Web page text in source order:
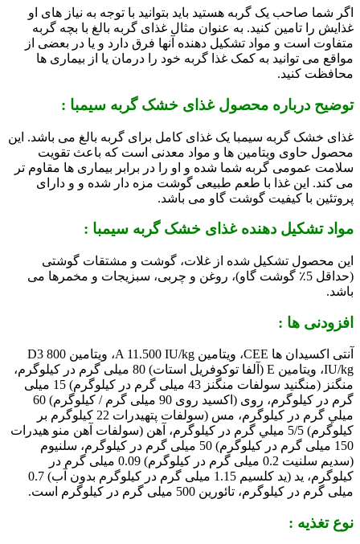
اگر شما صاحب یک گربه هستید باید بتوانید با توجه به نیاز های او
غذایش را تامین کنید. به عنوان مثال غذای گربه بالغ با بچه گربه
متفاوت است و مواد تشکیل دهنده آنها فرق دارد و یا در بعضی از
مواقع می توانید به کمک غذا گربه خود را درمان یا از بیماری ها
محافظت کنید.
توضیح درباره محصول غذای خشک گربه سیمبا :
غذای خشک گربه سیمبا یک غذای کامل برای گربه بالغ می باشد. این
محصول حاوی ویتامین ها و مواد معدنی است که باعث تقویت
سلامت عمومی گربه شما شده و او را در برابر بیماری ها مقاوم تر
می کند. این غذا با طعم طبیعی گوشت مزه دار شده و و دارای
پروتئین با کیفیت گوشت گاو می باشد.
مواد تشکیل دهندهغذای خشک گربه سیمبا :
این محصول تشکیل شده از غلات، گوشت و مشتقات گوشتی
(حداقل 5٪ گوشت گاو)، روغن و چربی، سبزیجات و مخمرها می
باشد.
افزودنی ها :
آنتی اکسیدان ها CEE،
ویتامین A 11.500 IU/kg، ویتامین D3 800
IU/kg، ویتامین E (آلفا توکوفریل استات) 80 میلی گرم در کیلوگرم،
منگنز (منگنید سولفات منگنز 43 میلی گرم در کیلوگرم) 15 میلی
گرم در کیلوگرم، روی (اکسید روی 90 میلی گرم / كيلوگرم) 60
ميلي گرم در كيلوگرم، مس (سولفات پتهيدرات 22 كيلوگرم بر
كيلوگرم) 5/5 ميلي گرم در كيلوگرم، آهن (سولفات آهن منو هیدرات
150 میلی گرم در کیلوگرم) 50 میلی گرم در کیلوگرم، سلنیوم
(سدیم سلنیت 0.2 میلی گرم در کیلوگرم) 0.09 میلی گرم در
کیلوگرم، ید (ید کلسیم 1.15 میلی گرم در کیلوگرم بدون آب) 0.7
میلی گرم در کیلوگرم، تائورین 500 میلی گرم در کیلوگرم است.
نوع تغذیه :